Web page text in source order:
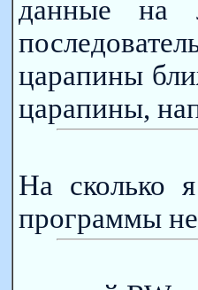
данные на
царапины
царапины,
На сколько
программы